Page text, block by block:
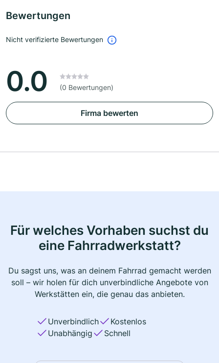
Bewertungen
Nicht verifizierte Bewertungen
0.0 (0 Bewertungen)
Firma bewerten
Für welches Vorhaben suchst du
eine Fahrradwerkstatt?
Du sagst uns, was an deinem Fahrrad gemacht werden
soll – wir holen für dich unverbindliche Angebote von
Werkstätten ein, die genau das anbieten.
Unverbindlich
Kostenlos
Unabhängig
Schnell